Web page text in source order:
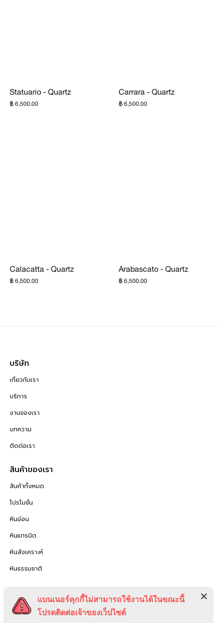
Statuario - Quartz
฿ 6,500.00
Carrara - Quartz
฿ 6,500.00
Calacatta - Quartz
฿ 6,500.00
Arabascato - Quartz
฿ 6,500.00
บริษัท
เกี่ยวกับเรา
บริการ
งานของเรา
บทความ
ติดต่อเรา
สินค้าของเรา
สินค้าทั้งหมด
โปรโมชั่น
หินอ่อน
หินแกรนิต
หินสังเคราะห์
หินธรรมชาติ
นโยบายความเป็นส่วนตัว
แบนเนอร์คุกกี้ไม่สามารถใช้งานได้ในขณะนี้
โปรดติดต่อเจ้าของเว็ปไซต์